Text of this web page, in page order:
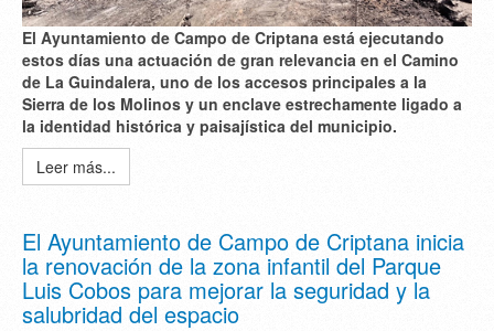
El Ayuntamiento de Campo de Criptana está ejecutando
estos días una actuación de gran relevancia en el Camino
de La Guindalera, uno de los accesos principales a la
Sierra de los Molinos y un enclave estrechamente ligado a
la identidad histórica y paisajística del municipio.
Leer más...
El Ayuntamiento de Campo de Criptana inicia
la renovación de la zona infantil del Parque
Luis Cobos para mejorar la seguridad y la
salubridad del espacio